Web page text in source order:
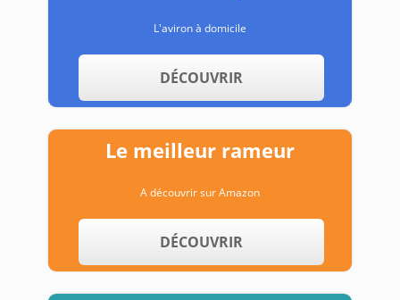
L'aviron à domicile
DÉCOUVRIR
Le meilleur rameur
A découvrir sur Amazon
DÉCOUVRIR